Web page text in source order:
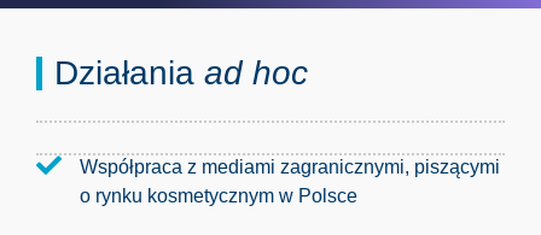
Działania ad hoc
Współpraca z mediami zagranicznymi, piszącymi
o rynku kosmetycznym w Polsce